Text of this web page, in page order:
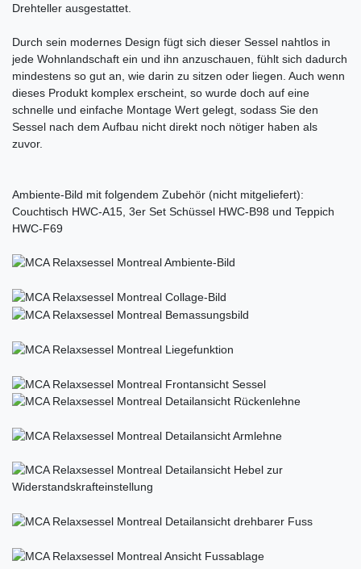
Drehteller ausgestattet.
Durch sein modernes Design fügt sich dieser Sessel nahtlos in
jede Wohnlandschaft ein und ihn anzuschauen, fühlt sich dadurch
mindestens so gut an, wie darin zu sitzen oder liegen. Auch wenn
dieses Produkt komplex erscheint, so wurde doch auf eine
schnelle und einfache Montage Wert gelegt, sodass Sie den
Sessel nach dem Aufbau nicht direkt noch nötiger haben als
zuvor.
Ambiente-Bild mit folgendem Zubehör (nicht mitgeliefert):
Couchtisch HWC-A15, 3er Set Schüssel HWC-B98 und Teppich
HWC-F69